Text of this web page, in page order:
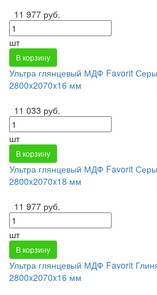
11 977 руб.
шт
В корзину
Ультра глянцевый МДФ Favorit
2800x2070x16 мм
11 033 руб.
шт
В корзину
Ультра глянцевый МДФ Favorit
2800x2070x18 мм
11 977 руб.
шт
В корзину
Ультра глянцевый МДФ Favorit
2800x2070x16 мм